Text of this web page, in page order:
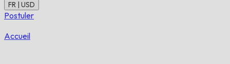
FR | USD
Postuler
Accueil